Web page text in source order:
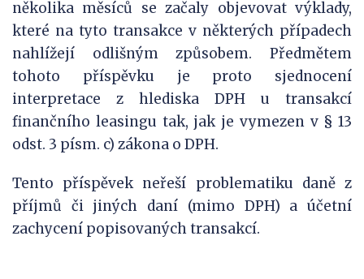
několika měsíců se začaly objevovat výklady,
které na tyto transakce v některých případech
nahlížejí odlišným způsobem. Předmětem
tohoto příspěvku je proto sjednocení
interpretace z hlediska DPH u transakcí
finančního leasingu tak, jak je vymezen v § 13
odst. 3 písm. c) zákona o DPH.
Tento příspěvek neřeší problematiku daně z
příjmů či jiných daní (mimo DPH) a účetní
zachycení popisovaných transakcí.